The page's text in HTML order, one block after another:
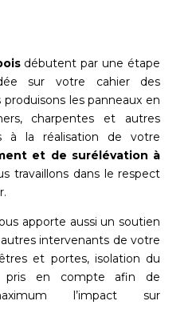
débutent par une étape
sur votre cahier des
les panneaux en
charpentes et autres
à la réalisation de votre
et de surélévation à
travaillons dans le respect
apporte aussi un soutien
intervenants de votre
et portes, isolation du
pris en compte afin de
l’impact sur